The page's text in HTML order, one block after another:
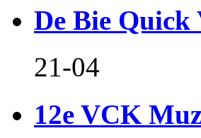
De Bie Quick
21-04
12e VCK